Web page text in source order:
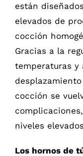
están
elevados de
cocción
Gracias a la
temperaturas y
cocción se
niveles
Los hornos de